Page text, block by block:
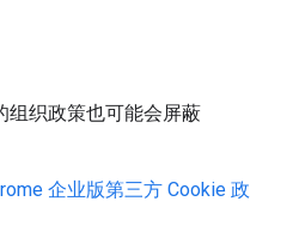
组织政策也可能会屏蔽
企业版第三方 Cookie 政